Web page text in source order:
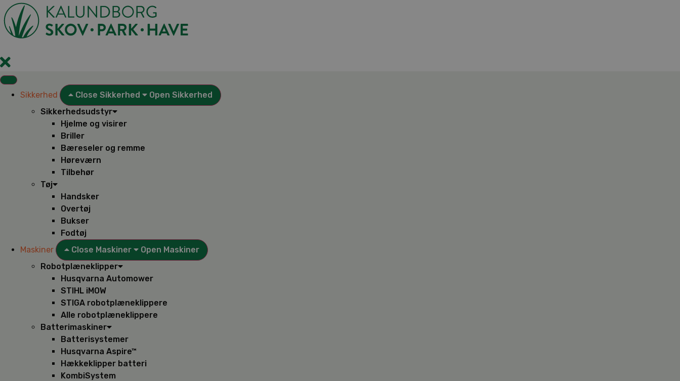
Videre
til
indhold
Sikkerhed Close Sikkerhed
Open Sikkerhed
Sikkerhedsudstyr
Hjelme og visirer
Briller
Bæreseler og remme
Høreværn
Tilbehør
Tøj
Handsker
Overtøj
Bukser
Fodtøj
Maskiner
Close Maskiner
Open Maskiner
Robotplæneklipper
Husqvarna Automower
STIHL iMOW
STIGA robotplæneklippere
Alle robotplæneklippere
Batterimaskiner
Batterisystemer
Husqvarna Aspire™
Hækkeklipper batteri
KombiSystem